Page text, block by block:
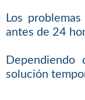
Los
antes de 24
Dependiendo
solución